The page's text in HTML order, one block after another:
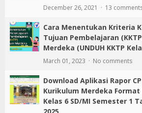
December 26, 2021 13
Cara Menentukan Kriteria
Tujuan Pembelajaran
Merdeka (UNDUH KKTP
March 01, 2023 No comments
Download Aplikasi Rapor
Kurikulum Merdeka Format
Kelas 6 SD/MI Semester 1